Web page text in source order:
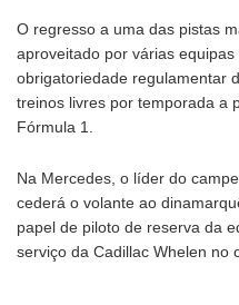
O regresso a uma das pistas
aproveitado por várias
obrigatoriedade regulamentar
treinos livres por temporada a
Fórmula 1.
Na Mercedes, o líder do
cederá o volante ao
papel de piloto de reserva da
serviço da Cadillac Whelen no